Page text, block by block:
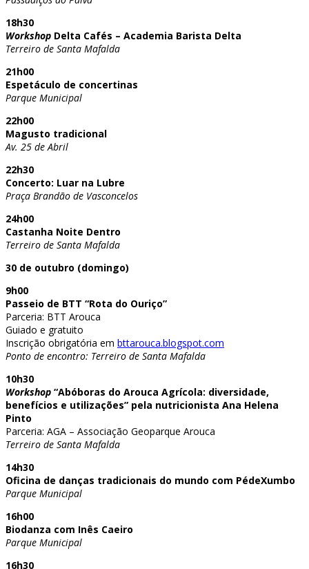
18h30
Workshop Delta Cafés – Academia Barista Delta
Terreiro de Santa Mafalda
21h00
Espetáculo de concertinas
Parque Municipal
22h00
Magusto tradicional
Av. 25 de Abril
22h30
Concerto: Luar na Lubre
Praça Brandão de Vasconcelos
24h00
Castanha Noite Dentro
Terreiro de Santa Mafalda
30 de outubro (domingo)
9h00
Passeio de BTT “Rota do Ouriço”
Parceria: BTT Arouca
Guiado e gratuito
Inscrição obrigatória em bttarouca.blogspot.com
Ponto de encontro: Terreiro de Santa Mafalda
10h30
Workshop “Abóboras do Arouca Agrícola: diversidade,
benefícios e utilizações” pela nutricionista Ana Helena
Pinto
Parceria: AGA – Associação Geoparque Arouca
Terreiro de Santa Mafalda
14h30
Oficina de danças tradicionais do mundo com PédeXumbo
Parque Municipal
16h00
Biodanza com Inês Caeiro
Parque Municipal
16h30